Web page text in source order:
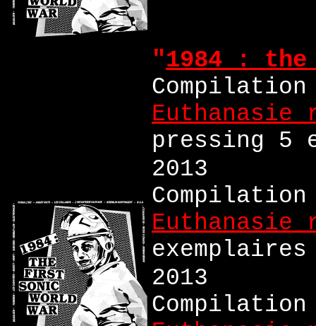
"1984 :
Euthanasie
pressing 5
2013
Euthanasie
2013